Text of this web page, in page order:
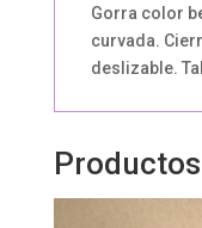
Gorra color
curvada.
deslizable.